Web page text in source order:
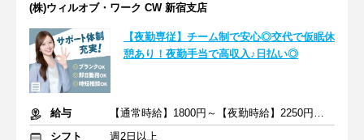
(株)ウィルオブ・ワーク CW 新宿支店
【夜勤専従】チーム制で安心◎交代で仮眠休
憩あり！夜勤手当で高収入♪日払い◎
給与
【通常時給】1800円～【夜勤時給】2250円～ ＋交通費
シフト
週2日以上